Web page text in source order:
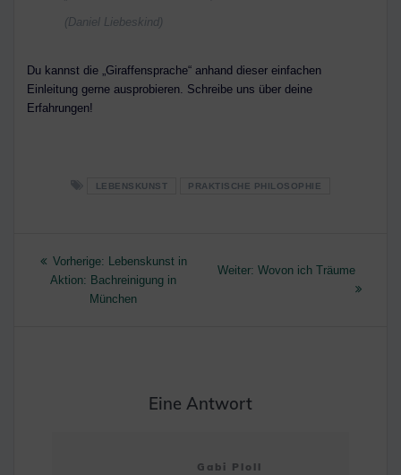
(Daniel Liebeskind)
Du kannst die „Giraffensprache“ anhand dieser einfachen
Einleitung gerne ausprobieren. Schreibe uns über deine
Erfahrungen!
LEBENSKUNST PRAKTISCHE PHILOSOPHIE
Beitragsnavigation
Vorherige: Vorheriger
Beitrag:
Lebenskunst in
Aktion: Bachreinigung in
München
Weiter: Nächster
Wovon ich Träume
Eine Antwort
Gabi Ploll